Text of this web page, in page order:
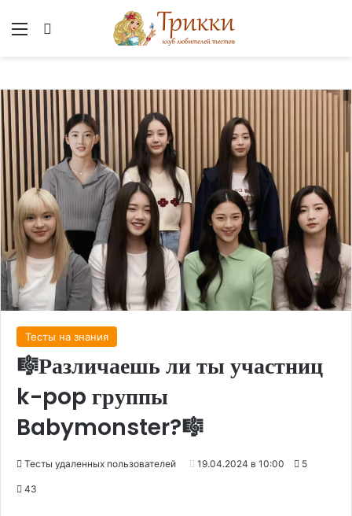
Меню
Тесты на знания
🎼Различаешь ли ты участниц
k-pop группы
Babymonster?🎼
Тесты удаленных пользователей 19.04.2024 в 10:00 5
43